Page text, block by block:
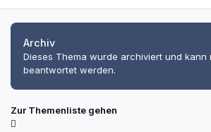
Archiv
Dieses Thema wurde archiviert und kann
beantwortet werden.
Zur Themenliste gehen